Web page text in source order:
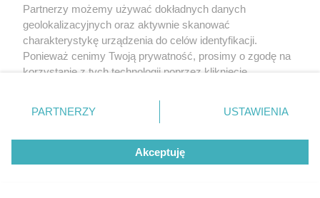
Żaden utwór zamieszczony w serwisie nie może być powielany i
rozpowszechniany lub dalej rozpowszechniany w jakikolwiek sposób (w
eksploatacji w jakiejkolwiek formie, włącznie z umieszczaniem w Internecie
bez pisemnej zgody właściciela praw. Jakiekolwiek użycie lub
Partnerzy możemy używać dokładnych danych
geolokalizacyjnych oraz aktywnie skanować
charakterystykę urządzenia do celów identyfikacji.
Ponieważ cenimy Twoją prywatność, prosimy o zgodę na
korzystanie z tych technologii poprzez kliknięcie
zmienić/wycofać klikając przycisk ustawień prywatności
znajdujący się w lewym dolnym rogu strony
rodzaje przetwarzania danych nie wymagają zgody
użytkownika, ale masz prawo sprzeciwić się takiemu
przetwarzaniu. Preferencje będą miały zastosowanie tylko
PARTNERZY USTAWIENIA
Akceptuję